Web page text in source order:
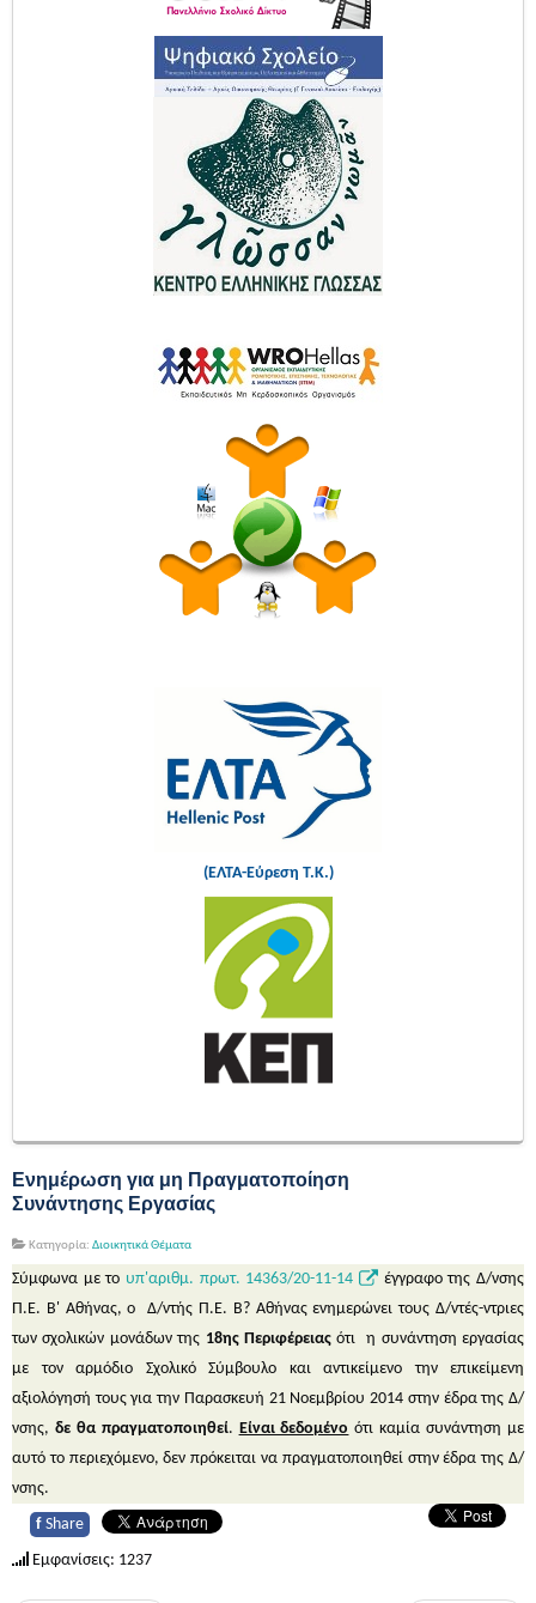
(ΕΛΤΑ-Εύρεση Τ.Κ.)
Ενημέρωση για μη Πραγματοποίηση
Συνάντησης Εργασίας
Κατηγορία: Διοικητικά Θέματα
Σύμφωνα με το υπ'αριθμ. πρωτ. 14363/20-11-14
έγγραφο της Δ/νσης
Π.Ε. Β' Αθήνας, ο Δ/ντής Π.Ε. Β? Αθήνας ενημερώνει τους Δ/ντές-ντριες
των σχολικών μονάδων της 18ηςΠεριφέρειας ότι η συνάντηση εργασίας
με τον αρμόδιο Σχολικό Σύμβουλο και αντικείμενο την επικείμενη
αξιολόγησή τους για την Παρασκευή 21 Νοεμβρίου 2014 στην έδρα της Δ/
νσης, δε θα πραγματοποιηθεί. Είναι δεδομένο ότι καμία συνάντηση με
αυτό το περιεχόμενο, δεν πρόκειται να πραγματοποιηθεί στην έδρα της Δ/
νσης.
f Share
Εμφανίσεις: 1237